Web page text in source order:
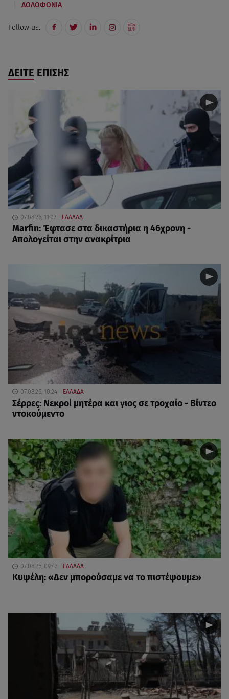
ΔΟΛΟΦΟΝΙΑ
Follow us:
ΔΕΙΤΕ ΕΠΙΣΗΣ
07.08.26, 11:07 ΕΛΛΑΔΑ
Marfin: Έφτασε στα δικαστήρια η 46χρονη -
Απολογείται στην ανακρίτρια
07.08.26, 10:24 ΕΛΛΑΔΑ
Σέρρες: Νεκροί μητέρα και γιος σε τροχαίο - Βίντεο
ντοκούμεντο
07.08.26, 09:47 ΕΛΛΑΔΑ
Κυψέλη: «Δεν μπορούσαμε να το πιστέψουμε»